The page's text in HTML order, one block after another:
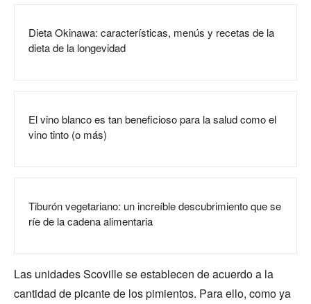
Dieta Okinawa: características, menús y recetas de la
dieta de la longevidad
El vino blanco es tan beneficioso para la salud como el
vino tinto (o más)
Tiburón vegetariano: un increíble descubrimiento que se
ríe de la cadena alimentaria
Las unidades Scoville se establecen de acuerdo a la
cantidad de picante de los pimientos. Para ello, como ya